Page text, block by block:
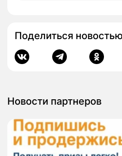
Поделиться
Новости партнеров